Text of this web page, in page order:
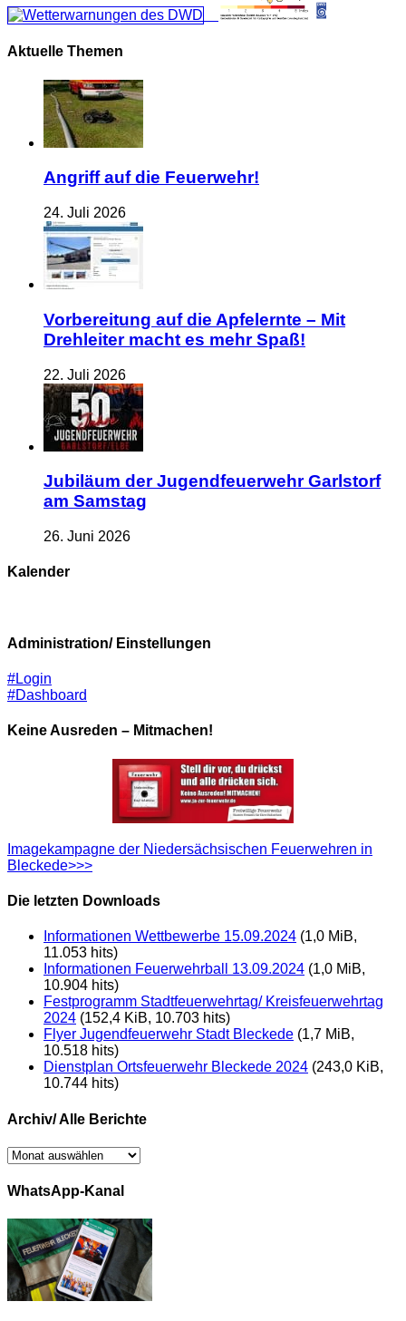
Aktuelle Themen
Angriff auf die Feuerwehr!
24. Juli 2026
Vorbereitung auf die Apfelernte – Mit
Drehleiter macht es mehr Spaß!
22. Juli 2026
Jubiläum der Jugendfeuerwehr Garlstorf
am Samstag
26. Juni 2026
Kalender
Administration/ Einstellungen
#Login
#Dashboard
Keine Ausreden – Mitmachen!
Imagekampagne der Niedersächsischen Feuerwehren in
Bleckede>>>
Die letzten Downloads
Informationen Wettbewerbe 15.09.2024 (1,0 MiB,
11.053 hits)
Informationen Feuerwehrball 13.09.2024 (1,0 MiB,
10.904 hits)
Festprogramm Stadtfeuerwehrtag/ Kreisfeuerwehrtag
2024 (152,4 KiB, 10.703 hits)
Flyer Jugendfeuerwehr Stadt Bleckede (1,7 MiB,
10.518 hits)
Dienstplan Ortsfeuerwehr Bleckede 2024 (243,0 KiB,
10.744 hits)
Archiv/ Alle Berichte
Archiv/
Berichte
WhatsApp-Kanal